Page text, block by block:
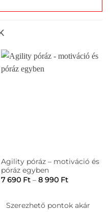
Agility póráz – motiváció és
póráz egyben
7 690 Ft – 8 990 Ft
8
Szerezhető pontok akár